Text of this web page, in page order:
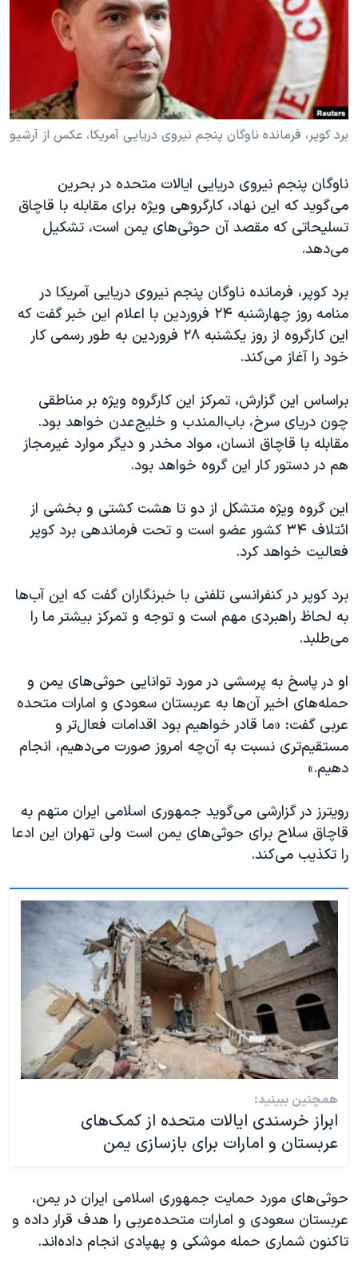
فرهنگ و زندگی
حقوق شهروندی
اقتصادی
علم و فناوری
اسرائیل در جنگ
آرشیو پخش زنده
مستندها
انتخابات ریاست جمهوری آمریکا ۲۰۲۴
حمله جمهوری اسلامی به اسرائیل
رمز مهسا
ورزش زنان در ایران
مجموعه مستندهای دادخواهی
تریبونال مردمی آبان ۹۸
دادگاه حمید نوری
قانون شفافیت دارائی کادر رهبری ایران
اعتراضات مردمی آبان ۹۸
اسرائیل در جنگ
نرگس محمدی برنده جایزه نوبل صلح
همایش محافظه‌کاران آمریکا «سی‌پک»
صفحه‌های ویژه
سفر پرزیدنت ترامپ به چین
دنبال کنید
زبانهای مختلف
برد کوپر، فرمانده ناوگان پنجم نیروی دریایی آمریکا، عکس از آرشیو
ناوگان پنجم نیروی دریایی ایالات متحده در بحرین
می‌گوید که این نهاد، کارگروهی ویژه برای مقابله با قاچاق
تسلیحاتی که مقصد آن حوثی‌های یمن است، تشکیل
می‌دهد.
برد کوپر، فرمانده ناوگان پنجم نیروی دریایی آمریکا در
منامه روز چهارشنبه ۲۴ فروردین با اعلام این خبر گفت که
این کارگروه از روز یکشنبه ۲۸ فروردین به طور رسمی کار
خود را آغاز می‌کند.
براساس این گزارش، تمرکز این کارگروه ویژه بر مناطقی
چون دریای سرخ، باب‌المندب و خلیج‌عدن خواهد بود.
مقابله با قاچاق انسان، مواد مخدر و دیگر موارد غیرمجاز
هم در دستور کار این گروه خواهد بود.
این گروه ویژه متشکل از دو تا هشت کشتی و بخشی از
ائتلاف ۳۴ کشور عضو است و تحت فرماندهی برد کوپر
فعالیت خواهد کرد.
برد کوپر در کنفرانسی تلفنی با خبرنگاران گفت که این آب‌ها
به لحاظ راهبردی مهم است و توجه و تمرکز بیشتر ما را
می‌طلبد.
او در پاسخ به پرسشی در مورد توانایی‌ حوثی‌های یمن و
حمله‌های اخیر آن‌ها به عربستان سعودی و امارات متحده
عربی گفت: «ما قادر خواهیم بود اقدامات فعال‌تر و
مستقیم‌تری نسبت به آن‌چه امروز صورت‌ می‌دهیم، انجام
دهیم.»
رویترز در گزارشی می‌گوید جمهوری اسلامی ایران متهم به
قاچاق سلاح برای حوثی‌های یمن است ولی تهران این ادعا
را تکذیب می‌کند.
همچنین ببینید:
ابراز خرسندی ایالات متحده از کمک‌‌های
عربستان و امارات برای بازسازی یمن
حوثی‌های مورد حمایت جمهوری اسلامی ایران در یمن،
عربستان سعودی و امارات متحده‌عربی را هدف قرار داده و
تاکنون شماری حمله موشکی و پهپادی انجام داده‌اند.